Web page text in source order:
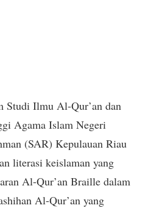
Ilmu Al-Qur’an dan
Agama Islam Negeri
(SAR) Kepulauan Riau
literasi keislaman yang
Al-Qur’an Braille dalam
Al-Qur’an yang